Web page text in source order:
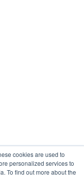
cookies are used to
personalized services to
To find out more about the